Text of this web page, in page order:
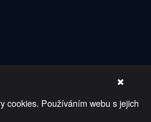
cookies. Používáním webu s jejich